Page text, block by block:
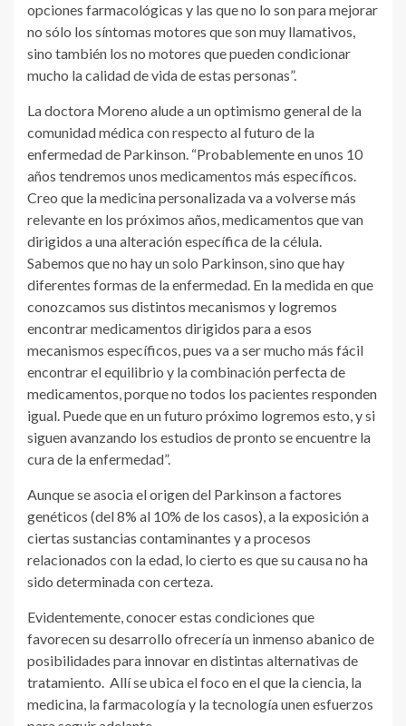
opciones farmacológicas y las que no lo son para mejorar
no sólo los síntomas motores que son muy llamativos,
sino también los no motores que pueden condicionar
mucho la calidad de vida de estas personas”.
La doctora Moreno alude a un optimismo general de la
comunidad médica con respecto al futuro de la
enfermedad de Parkinson. “Probablemente en unos 10
años tendremos unos medicamentos más específicos.
Creo que la medicina personalizada va a volverse más
relevante en los próximos años, medicamentos que van
dirigidos a una alteración específica de la célula.
Sabemos que no hay un solo Parkinson, sino que hay
diferentes formas de la enfermedad. En la medida en que
conozcamos sus distintos mecanismos y logremos
encontrar medicamentos dirigidos para a esos
mecanismos específicos, pues va a ser mucho más fácil
encontrar el equilibrio y la combinación perfecta de
medicamentos, porque no todos los pacientes responden
igual. Puede que en un futuro próximo logremos esto, y si
siguen avanzando los estudios de pronto se encuentre la
cura de la enfermedad”.
Aunque se asocia el origen del Parkinson a factores
genéticos (del 8% al 10% de los casos), a la exposición a
ciertas sustancias contaminantes y a procesos
relacionados con la edad, lo cierto es que su causa no ha
sido determinada con certeza.
Evidentemente, conocer estas condiciones que
favorecen su desarrollo ofrecería un inmenso abanico de
posibilidades para innovar en distintas alternativas de
tratamiento. Allí se ubica el foco en el que la ciencia, la
medicina, la farmacología y la tecnología unen esfuerzos